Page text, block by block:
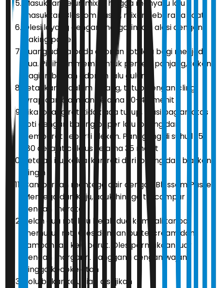
Masukkan telur, mixer hingga menyatu lalu
masukkan Blossom Paste, mixer beberapa saat
Olesi loyang dengan margarin lalu alasi dengan
baking paper
Buang udara pada adonan roti lalu bagi menjadi
dua. Pipihkan membentuk persegi panjang, tekan
bagian bawah adonan lalu gulung
Letakkan di dalam loyang, tutup dengan cling
wrap dan diamkan selama 30-40 menit
Jika loyang roti tidak ada tutup, alasi bagian atas
roti dengan baking paper lalu loyang dan
pemberat seperti ulekan. Panggang di suhu 175-
180 derajat celcius selama 35 menit
Setelah itu, keluarkan roti dari loyang dan biarkan
dingin
Campurkan mentega cair dengan Blossom Paste
Mentega dan Keju, aduk hingga tercampur
dengan merata
Belah dua roti lalu belah dua kembali tanpa
memutus roti. Oles dengan buttercream dan
tambahkan keju parut. Oles permukaan luar
dengan margarin. Panggang dengan wajan
hingga kecokelatan
Bolu bakar keju siap disajikan